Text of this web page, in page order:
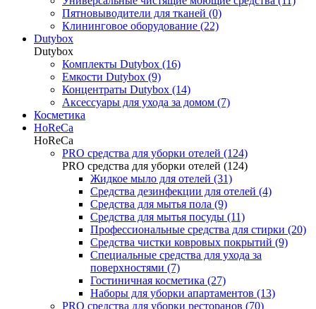
Пятновыводители для тканей (0)
Клининговое оборудование (22)
Dutybox
Dutybox
Комплекты Dutybox (16)
Емкости Dutybox (9)
Концентраты Dutybox (14)
Аксессуары для ухода за домом (7)
Косметика
HoReCa
HoReCa
PRO средства для уборки отелей (124)
PRO средства для уборки отелей (124)
Жидкое мыло для отелей (31)
Средства дезинфекции для отелей (4)
Средства для мытья пола (9)
Средства для мытья посуды (11)
Профессиональные средства для стирки (20)
Средства чистки ковровых покрытий (9)
Специальные средства для ухода за
поверхностями (7)
Гостиничная косметика (27)
Наборы для уборки апартаментов (13)
PRO средства для уборки ресторанов (70)